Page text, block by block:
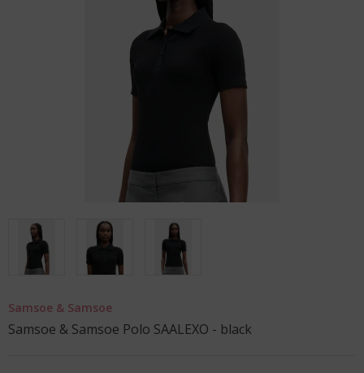
Samsoe & Samsoe
Samsoe & Samsoe Polo SAALEXO - black